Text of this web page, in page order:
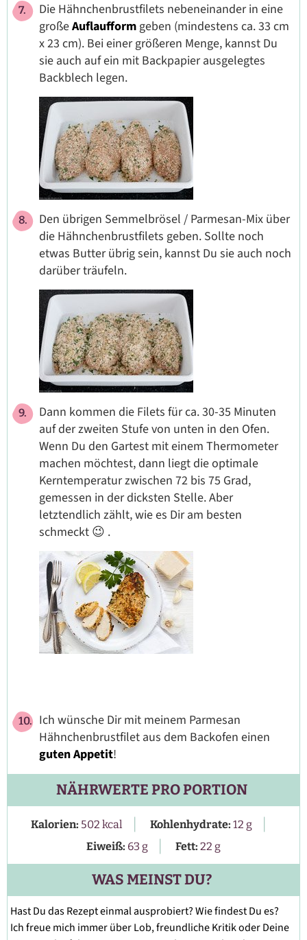
Die Hähnchenbrustfilets nebeneinander in eine
großeAuflaufformgeben (mindestens ca. 33 cm
x 23 cm). Bei einer größeren Menge, kannst Du
sie auch auf ein mit Backpapier ausgelegtes
Backblech legen.
Den übrigen Semmelbrösel / Parmesan-Mix über
die Hähnchenbrustfilets geben. Sollte noch
etwas Butter übrig sein, kannst Du sie auch noch
darüber träufeln.
Dann kommen die Filets für ca. 30-35 Minuten
auf der zweiten Stufe von unten in den Ofen.
Wenn Du den Gartest mit einem Thermometer
machen möchtest, dann liegt die optimale
Kerntemperatur zwischen 72 bis 75 Grad,
gemessen in der dicksten Stelle. Aber
letztendlich zählt, wie es Dir am besten
schmeckt 😉 .
Ich wünsche Dir mit meinem Parmesan
Hähnchenbrustfilet aus dem Backofen einen
guten Appetit!
NÄHRWERTE PRO PORTION
Kalorien: 502 kcal | Kohlenhydrate: 12 g |
Eiweiß: 63 g | Fett: 22 g
WAS MEINST DU?
Hast Du das Rezept einmal ausprobiert? Wie findest Du es?
Ich freue mich immer über Lob, freundliche Kritik oder Deine